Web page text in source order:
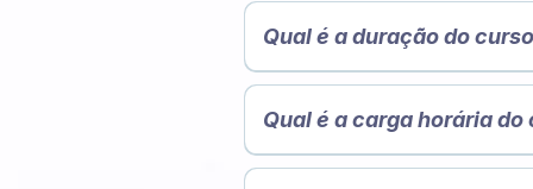
Qual é a duração do
12
Qual é a carga horária do
800 horas